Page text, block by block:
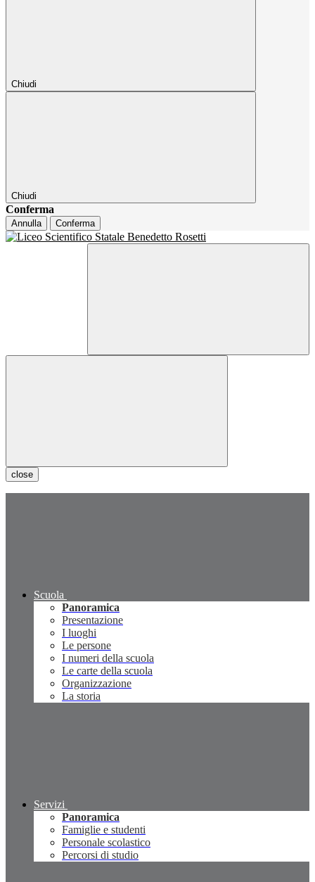
Chiudi
Chiudi
Conferma
Annulla Conferma
close
Scuola
Panoramica
Presentazione
I luoghi
Le persone
I numeri della scuola
Le carte della scuola
Organizzazione
La storia
Servizi
Panoramica
Famiglie e studenti
Personale scolastico
Percorsi di studio